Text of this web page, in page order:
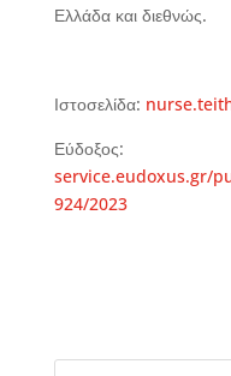
Ελλάδα και διεθνώς.
Ιστοσελίδα:
Εύδοξος:
service.eudoxus.gr/
924/2023